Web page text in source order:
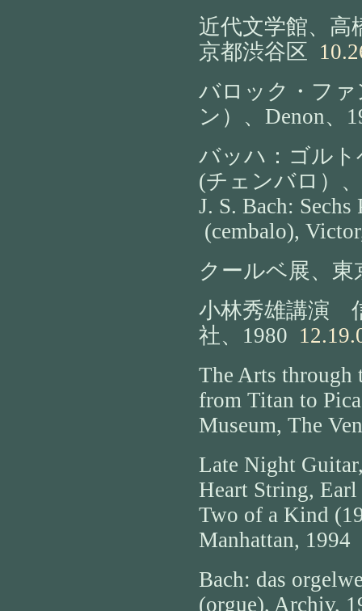
近代文学館、高
京都渋谷区
バロック・フ
ン）、Denon、
バッハ：ゴルト
(チェンバロ）
J. S. Bach:
(cembalo),
クールベ展、東
小林秀雄講演
社、1980
The Arts through
from Titan to
Museum, The
Late Night
Heart String,
Two of a Kind
Manhattan, 1994
Bach: das
(orgue), Archiv,